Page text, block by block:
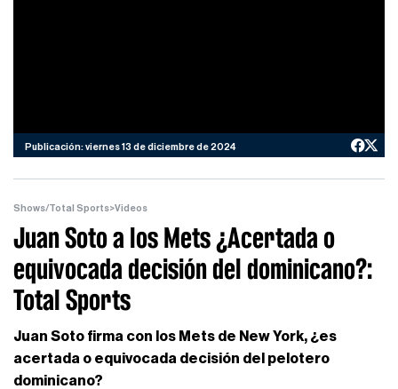
Publicación: viernes 13 de diciembre de 2024
Shows/Total Sports>Videos
Juan Soto a los Mets ¿Acertada o
equivocada decisión del dominicano?:
Total Sports
Juan Soto firma con los Mets de New York, ¿es
acertada o equivocada decisión del pelotero
dominicano?